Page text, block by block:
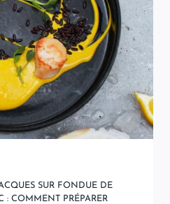
SUR FONDUE DE
: COMMENT PRÉPARER